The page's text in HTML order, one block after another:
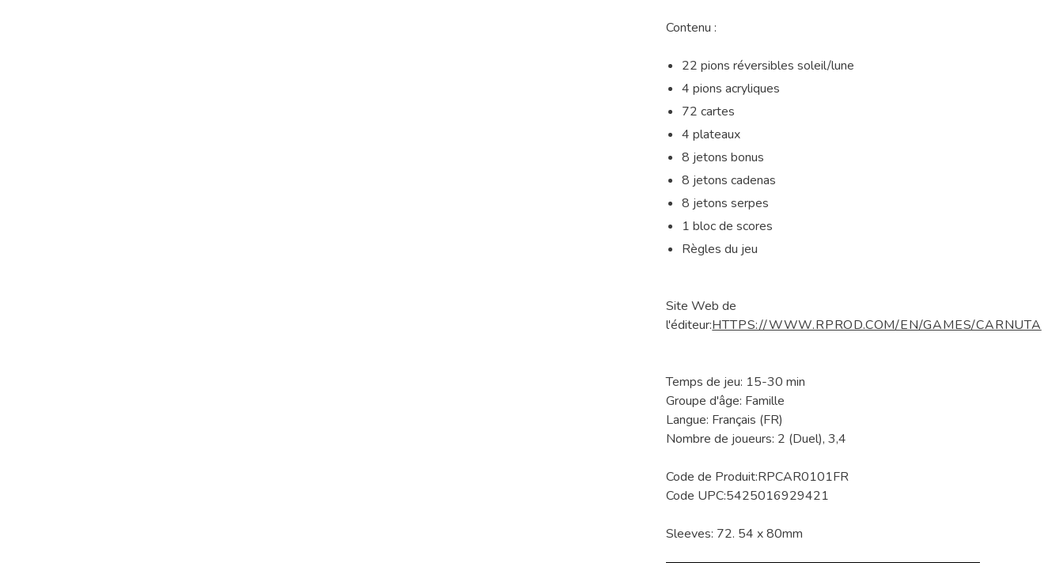
Contenu :
22 pions réversibles soleil/lune
4 pions acryliques
72 cartes
4 plateaux
8 jetons bonus
8 jetons cadenas
8 jetons serpes
1 bloc de scores
Règles du jeu
Site Web de
l'éditeur:HTTPS://WWW.RPROD.COM/EN/GAMES/CARNUTA
Temps de jeu: 15-30 min
Groupe d'âge: Famille
Langue: Français (FR)
Nombre de joueurs: 2 (Duel), 3,4
Code de Produit:RPCAR0101FR
Code UPC:5425016929421
Sleeves: 72. 54 x 80mm